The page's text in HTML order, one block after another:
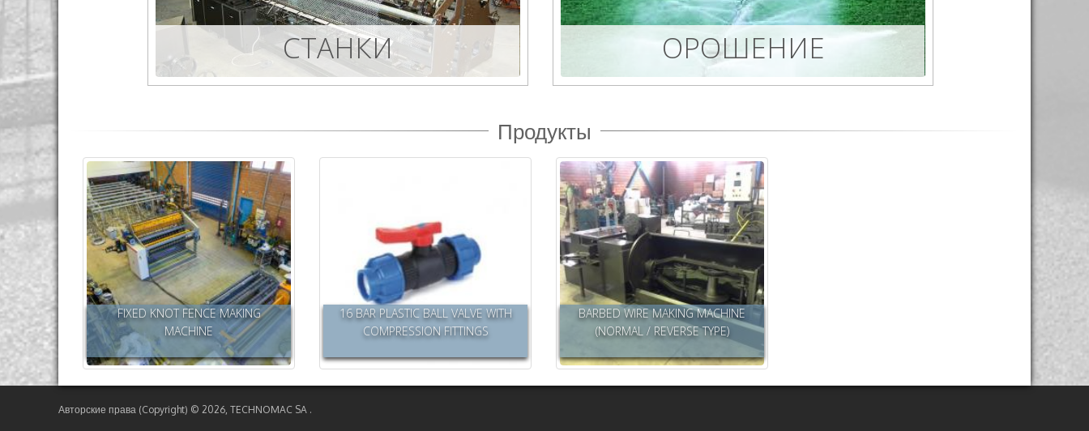
СТАНКИ ОРОШЕНИЕ
Продукты
FIXED KNOT FENCE MAKING
MACHINE
16 BAR PLASTIC BALL VALVE WITH
COMPRESSION FITTINGS
BARBED WIRE MAKING MACHINE
(NORMAL / REVERSE TYPE)
Авторские права (Copyright) © 2026, TECHNOMAC SA .